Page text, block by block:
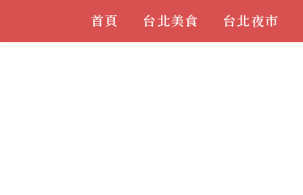
首頁 台北美食 台北夜市